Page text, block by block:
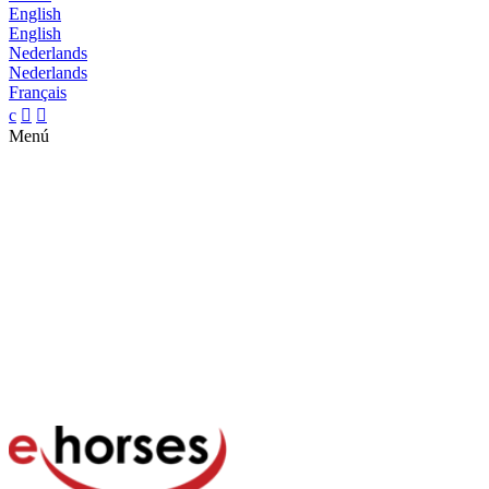
English
English
Nederlands
Nederlands
Français
c  
Menú